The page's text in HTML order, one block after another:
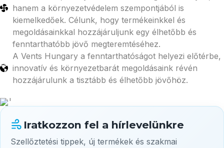
hanem a környezetvédelem szempontjából is
kiemelkedőek. Célunk, hogy termékeinkkel és
megoldásainkkal hozzájáruljunk egy élhetőbb és
fenntarthatóbb jövő megteremtéséhez.
A Vents Hungary a fenntarthatóságot helyezi előtérbe,
innovatív és környezetbarát megoldásaink révén
hozzájárulunk a tisztább és élhetőbb jövőhöz.
Iratkozzon fel a hírlevelünkre
Szellőztetési tippek, új termékek és szakmai